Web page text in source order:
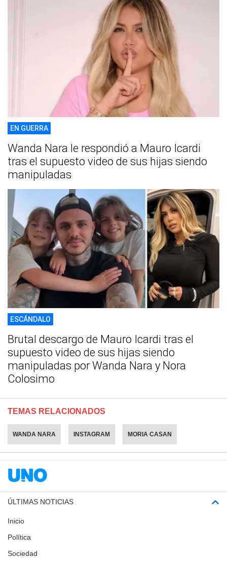
EN GUERRA
Wanda Nara le respondió a Mauro Icardi
tras el supuesto video de sus hijas siendo
manipuladas
ESCÁNDALO
Brutal descargo de Mauro Icardi tras el
supuesto video de sus hijas siendo
manipuladas por Wanda Nara y Nora
Colosimo
TEMAS RELACIONADOS
WANDA NARA INSTAGRAM MORIA CASAN
ÚLTIMAS NOTICIAS
Inicio
Política
Sociedad